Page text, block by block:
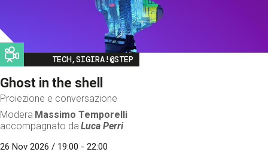
Image
TECH,SIGIRA!@STEP
Ghost in the shell
Proiezione e conversazione
Modera Massimo Temporelli
accompagnato da Luca Perri
26 Nov 2026 / 19:00 - 22:00